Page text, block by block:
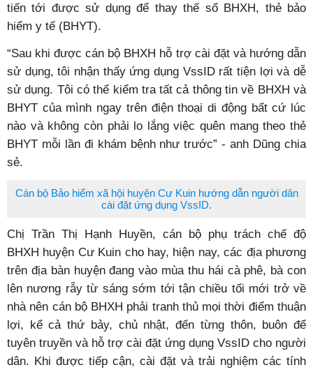
tiến tới được sử dụng để thay thế sổ BHXH, thẻ bảo
hiểm y tế (BHYT).
“Sau khi được cán bộ BHXH hỗ trợ cài đặt và hướng dẫn
sử dụng, tôi nhận thấy ứng dụng VssID rất tiện lợi và dễ
sử dụng. Tôi có thể kiểm tra tất cả thông tin về BHXH và
BHYT của mình ngay trên điện thoại di động bất cứ lúc
nào và không còn phải lo lắng việc quên mang theo thẻ
BHYT mỗi lần đi khám bệnh như trước” - anh Dũng chia
sẻ.
Cán bộ Bảo hiểm xã hội huyện Cư Kuin hướng dẫn người dân
cài đặt ứng dụng VssID.
Chị Trần Thị Hạnh Huyền, cán bộ phụ trách chế độ
BHXH huyện Cư Kuin cho hay, hiện nay, các địa phương
trên địa bàn huyện đang vào mùa thu hái cà phê, bà con
lên nương rẫy từ sáng sớm tới tận chiều tối mới trở về
nhà nên cán bộ BHXH phải tranh thủ mọi thời điểm thuận
lợi, kể cả thứ bảy, chủ nhật, đến từng thôn, buôn để
tuyên truyền và hỗ trợ cài đặt ứng dụng VssID cho người
dân. Khi được tiếp cận, cài đặt và trải nghiệm các tính